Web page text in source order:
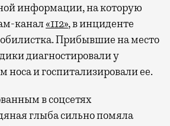
информации, на которую
канал«112», в инциденте
Прибывшие на место
диагностировали у
и госпитализировали ее.
в соцсетях
глыба сильно помяла